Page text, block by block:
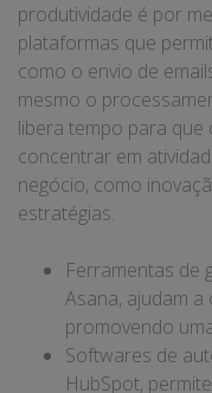
produtividade é por
plataformas que
como o envio de
mesmo o
libera tempo para
concentrar em
negócio, como
estratégias.
Ferramentas de
Asana, ajudam
promovendo
Softwares de
HubSpot,